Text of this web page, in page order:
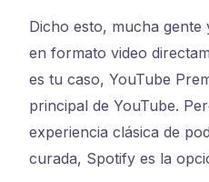
Dicho esto, mucha gente
en formato video
es tu caso, YouTube
principal de YouTube.
experiencia clásica de
curada, Spotify es la